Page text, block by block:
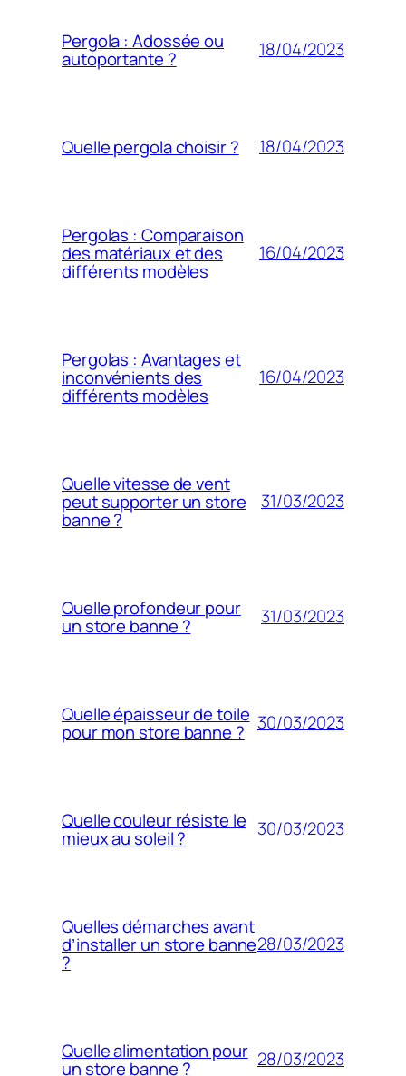
Pergola : Adossée ou
autoportante ? 18/04/2023
Quelle pergola choisir ? 18/04/2023
Pergolas : Comparaison
des matériaux et des
différents modèles
16/04/2023
Pergolas : Avantages et
inconvénients des
différents modèles
16/04/2023
Quelle vitesse de vent
peut supporter un store
banne ?
31/03/2023
Quelle profondeur pour
un store banne ? 31/03/2023
Quelle épaisseur de toile
pour mon store banne ? 30/03/2023
Quelle couleur résiste le
mieux au soleil ? 30/03/2023
Quelles démarches avant
d’installer un store banne
?
28/03/2023
Quelle alimentation pour
un store banne ? 28/03/2023